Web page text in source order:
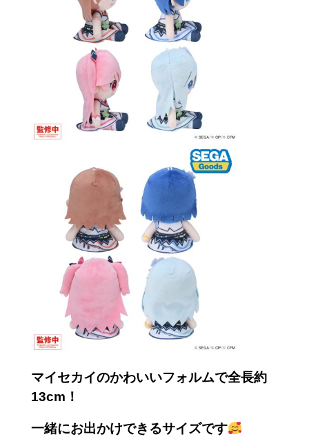
マイセカイのかわいいフォルムで全長約
13cm！
一緒にお出かけできるサイズです